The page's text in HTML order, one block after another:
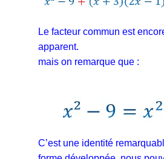
Le facteur commun est
apparent.
mais on remarque que :
C’est une identité